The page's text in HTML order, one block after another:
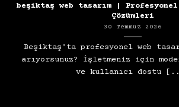
beşiktaş web tasarım |
Çözümleri
30 Temmuz 2026
Beşiktaş'ta profesyonel web
arıyorsunuz? İşletmeniz için
ve kullanıcı dostu